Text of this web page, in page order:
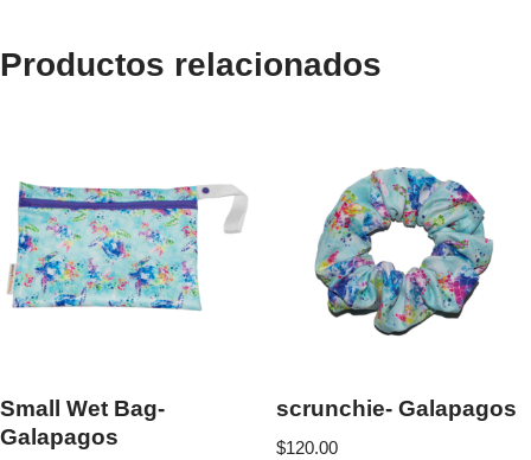
Productos relacionados
Small Wet Bag-
Galapagos
scrunchie- Galapagos
$120.00